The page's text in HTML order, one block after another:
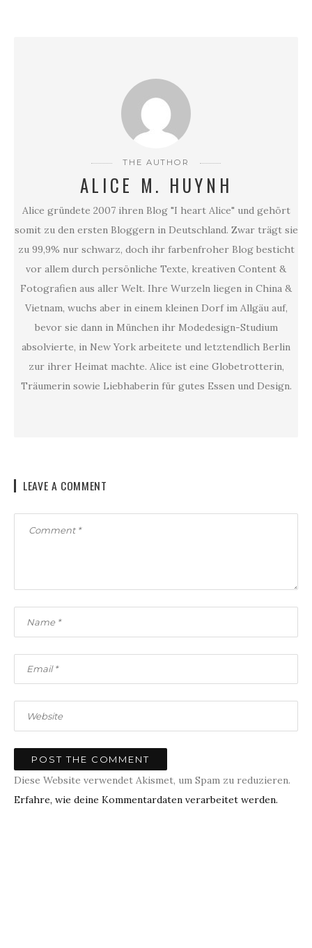
THE AUTHOR
ALICE M. HUYNH
Alice gründete 2007 ihren Blog "I heart Alice" und gehört
somit zu den ersten Bloggern in Deutschland. Zwar trägt sie
zu 99,9% nur schwarz, doch ihr farbenfroher Blog besticht
vor allem durch persönliche Texte, kreativen Content &
Fotografien aus aller Welt. Ihre Wurzeln liegen in China &
Vietnam, wuchs aber in einem kleinen Dorf im Allgäu auf,
bevor sie dann in München ihr Modedesign-Studium
absolvierte, in New York arbeitete und letztendlich Berlin
zur ihrer Heimat machte. Alice ist eine Globetrotterin,
Träumerin sowie Liebhaberin für gutes Essen und Design.
LEAVE A COMMENT
Diese Website verwendet Akismet, um Spam zu reduzieren.
Erfahre, wie deine Kommentardaten verarbeitet werden.